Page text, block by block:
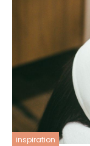
inspiration